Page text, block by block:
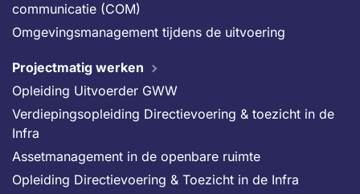
communicatie (COM)
Omgevingsmanagement tijdens de uitvoering
Projectmatig werken
Opleiding Uitvoerder GWW
Verdiepingsopleiding Directievoering & toezicht in de
Infra
Assetmanagement in de openbare ruimte
Opleiding Directievoering & Toezicht in de Infra